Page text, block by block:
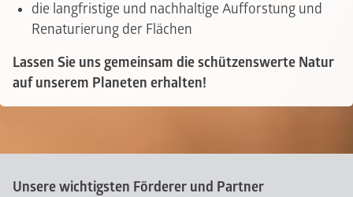
die langfristige und nachhaltige Aufforstung und
Renaturierung der Flächen
Lassen Sie uns gemeinsam die schützenswerte Natur
auf unserem Planeten erhalten!
Unsere wichtigsten Förderer und Partner